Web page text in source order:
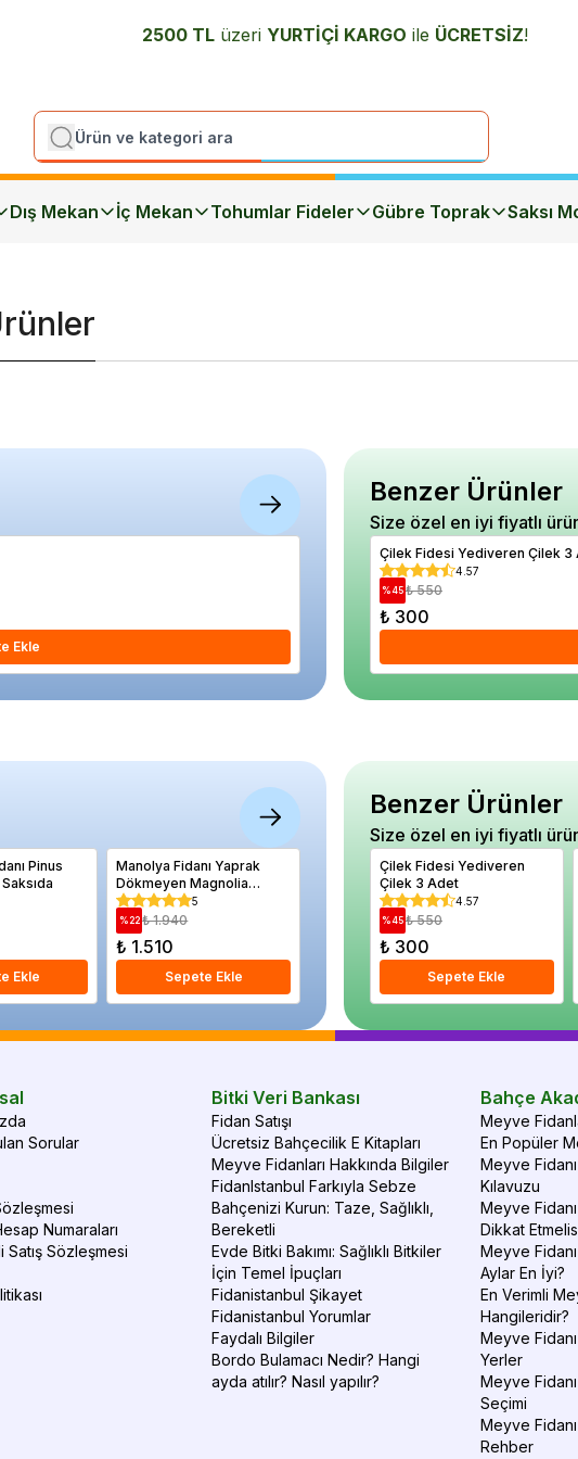
2500 TL üzeri YURTİÇİ KARGO ile ÜCRETSİZ!
Dış Mekan İç Mekan Tohumlar Fideler Gübre Toprak Saksı
Ekle
Fıstık Çamı Fidanı Pinus pinea 140 cm
5
₺ 2.370
Benzer Ürünler
Size özel en iyi fiyatlı
Çilek Fidesi Yediveren Çilek 3
4.57
%45 ₺ 550
₺ 300
Pinus
Ekle
Manolya Fidanı Yaprak
Dökmeyen Magnolia
grandiflora 100 cm
5
%22 ₺ 1.940
₺ 1.510
Sepete Ekle
Kesme Çiçek Vazosu Sarı
5
Sepete Ekle
Fasulye
Benzer Ürünler
Size özel en iyi fiyatlı
Çilek Fidesi Yediveren
Çilek 3 Adet
4.57
%45 ₺ 550
₺ 300
Sepete Ekle
Sorular
Numaraları
Satış Sözleşmesi
Bitki Veri Bankası
Fidan Satışı
Ücretsiz Bahçecilik E Kitapları
Meyve Fidanları Hakkında Bilgiler
FidanIstanbul Farkıyla Sebze
Bahçenizi Kurun: Taze, Sağlıklı,
Bereketli
Evde Bitki Bakımı: Sağlıklı Bitkiler
İçin Temel İpuçları
Fidanistanbul Şikayet
Fidanistanbul Yorumlar
Faydalı Bilgiler
Bordo Bulamacı Nedir? Hangi
ayda atılır? Nasıl yapılır?
Bahçe
Meyve
En Popüler
Meyve
Kılavuzu
Meyve
Dikkat
Meyve
Aylar En İyi?
En Verimli
Hangileridir?
Meyve
Yerler
Meyve
Seçimi
Meyve Fidanı
Rehber